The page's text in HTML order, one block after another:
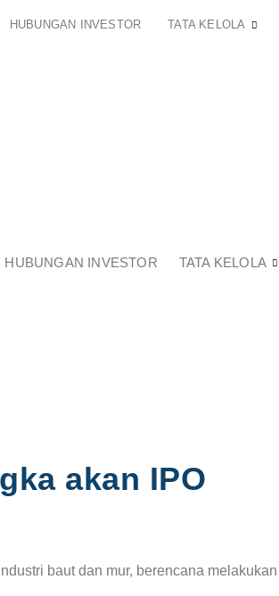
HUBUNGAN INVESTOR TATA KELOLA
HUBUNGAN INVESTOR TATA KELOLA
akan IPO
baut dan mur, berencana